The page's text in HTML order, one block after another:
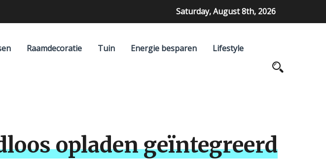
Saturday, August 8th, 2026
Raamdecoratie Tuin Energie besparen Lifestyle
opladen geïntegreerd